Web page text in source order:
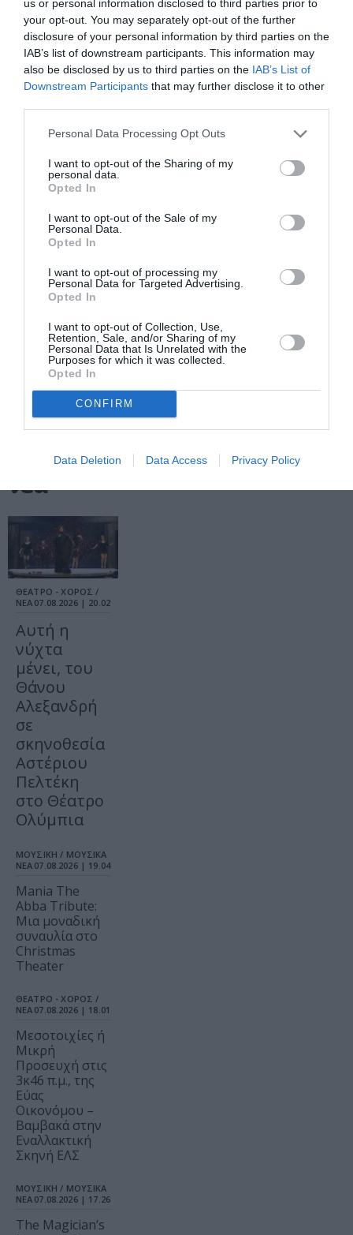
us or personal information disclosed to third parties prior to
your opt-out. You may separately opt-out of the further
disclosure of your personal information by third parties on the
IAB’s list of downstream participants. This information may
also be disclosed by us to third parties on the IAB’s List of
Downstream Participants that may further disclose it to other
Personal Data Processing Opt Outs
I want to opt-out of the Sharing of my
personal data.
Opted In
I want to opt-out of the Sale of my
Personal Data.
Opted In
I want to opt-out of processing my
Personal Data for Targeted Advertising.
Opted In
I want to opt-out of Collection, Use,
Retention, Sale, and/or Sharing of my
Personal Data that Is Unrelated with the
Purposes for which it was collected.
Opted In
CONFIRM
Data Deletion Data Access Privacy Policy
medea loading,
της Ρόζας
Προδρόμου στο
ΠΛΥΦΑ
Έλλη
Η Ελληνίδα που
σκηνοθετεί
φέτος στο
Φεστιβάλ της
Αβινιόν και στο
Βασιλικό Θέατρο
ΘΕΑΤΡΟ - ΧΟΡΟΣ / ΝΕΑ
La Strada, από
τους FlyTheatre
στην
Σκηνή του
Εθνικού
Γυναίκες που
περάσατε από
1 Επόμενη ❯
Τελευταία
νέα
ΘΕΑΤΡΟ - ΧΟΡΟΣ /
ΝΕΑ 07.08.2026 | 20.02
Αυτή η
νύχτα
μένει, του
Θάνου
Αλεξανδρή
σε
σκηνοθεσία
Αστέριου
Πελτέκη
στο Θέατρο
Ολύμπια
ΜΟΥΣΙΚΗ / ΜΟΥΣΙΚΑ
ΝΕΑ 07.08.2026 | 19.04
Mania The
Abba Tribute:
Μια μοναδική
συναυλία στο
Christmas
Theater
ΘΕΑΤΡΟ - ΧΟΡΟΣ /
ΝΕΑ 07.08.2026 | 18.01
Μεσοτοιχίες ή
Μικρή
Προσευχή στις
3κ46 π.μ., της
Εύας
Οικονόμου –
Βαμβακά στην
Εναλλακτική
Σκηνή ΕΛΣ
ΜΟΥΣΙΚΗ / ΜΟΥΣΙΚΑ
ΝΕΑ 07.08.2026 | 17.26
The Magician’s